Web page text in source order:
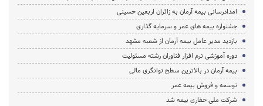
امدادرسانی بیمه آرمان به زائران اربعین حسینی
جشنواره بیمه های عمر و سرمایه گذاری
بازدید مدیر عامل بیمه آرمان از شعبه مشهد
دوره آموزشی نرم افزار فناوران رشته مسئولیت
بیمه آرمان در بالاترین سطح توانگری مالی
توسعه و فروش بیمه عمر
شرکت ملی حفاری بیمه شد